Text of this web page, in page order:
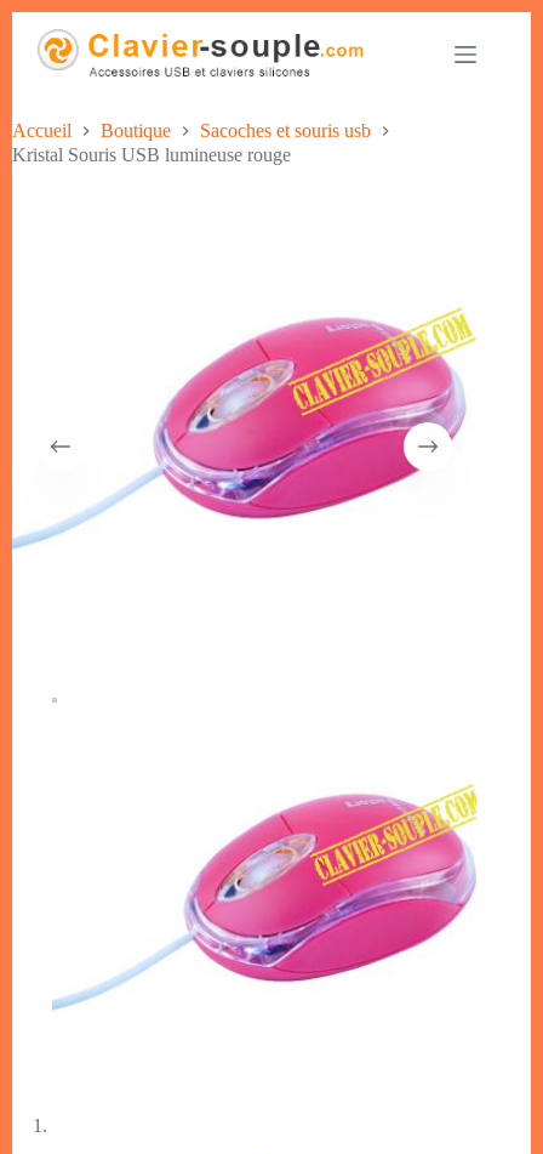
Accueil Boutique
Sacoches et souris usb
Kristal Souris USB lumineuse rouge